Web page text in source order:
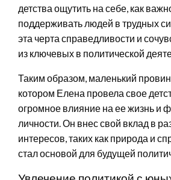
детства ощутить на себе, как
поддерживать людей в трудных
эта черта справедливости и
из ключевых в политической
Таким образом, маленький
котором Елена провела свое
огромное влияние на ее жизнь и
личности. Он внес свой вклад в
интересов, таких как природа и
стал основой для будущей